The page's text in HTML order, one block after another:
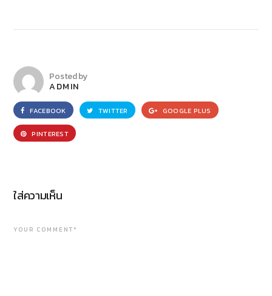
Posted by
ADMIN
FACEBOOK TWITTER GOOGLE PLUS
PINTEREST
ใส่ความเห็น
YOUR COMMENT*